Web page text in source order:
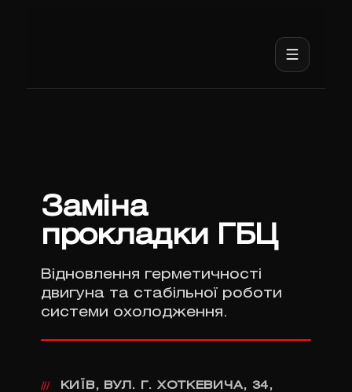
Заміна
прокладки ГБЦ
Відновлення герметичності
двигуна та стабільної роботи
системи охолодження.
/// КИЇВ, ВУЛ. Г. ХОТКЕВИЧА, 34,